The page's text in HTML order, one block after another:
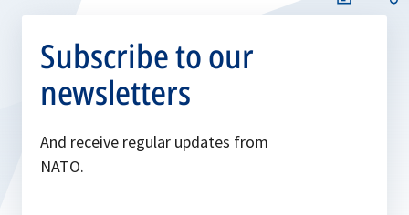
Subscribe to our
newsletters
And receive regular updates from
NATO.